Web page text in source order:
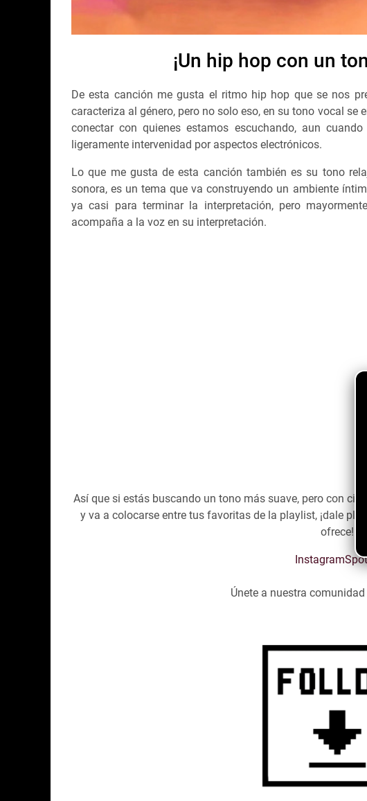
¡Un hip hop con un
De esta canción me gusta el ritmo hip hop que se nos
caracteriza al género, pero no solo eso, en su tono vocal se
conectar con quienes estamos escuchando, aun
ligeramente intervenidad por aspectos electrónicos.
Lo que me gusta de esta canción también es su tono
sonora, es un tema que va construyendo un ambiente
ya casi para terminar la interpretación, pero
acompaña a la voz en su interpretación.
Así que si estás buscando un tono más suave, pero con
y va a colocarse entre tus favoritas de la playlist, ¡dale
ofrece!
Instagram
Únete a nuestra comunidad